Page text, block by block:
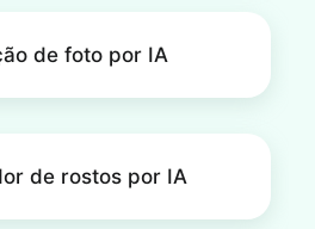
de foto por IA
de rostos por IA